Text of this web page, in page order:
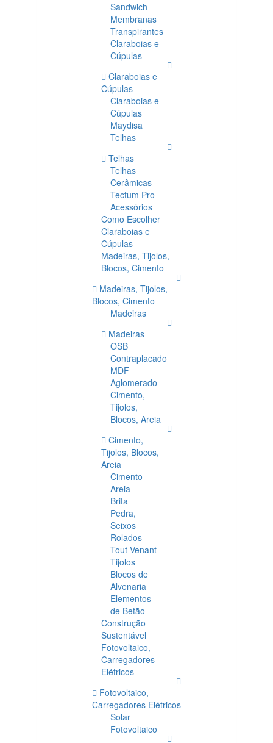
Sandwich
Membranas
Transpirantes
Claraboias e
Cúpulas
Claraboias e
Cúpulas
Claraboias e
Cúpulas
Maydisa
Telhas
Telhas
Telhas
Cerâmicas
Tectum Pro
Acessórios
Como Escolher
Claraboias e
Cúpulas
Madeiras, Tijolos,
Blocos, Cimento
Madeiras, Tijolos,
Blocos, Cimento
Madeiras
Madeiras
OSB
Contraplacado
MDF
Aglomerado
Cimento,
Tijolos,
Blocos, Areia
Cimento,
Tijolos, Blocos,
Areia
Cimento
Areia
Brita
Pedra,
Seixos
Rolados
Tout-Venant
Tijolos
Blocos de
Alvenaria
Elementos
de Betão
Construção
Sustentável
Fotovoltaico,
Carregadores
Elétricos
Fotovoltaico,
Carregadores Elétricos
Solar
Fotovoltaico